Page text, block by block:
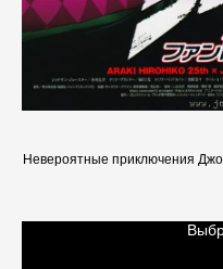
Невероятные приключения